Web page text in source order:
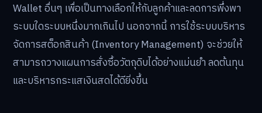
Wallet อื่นๆ เพื่อเป็นทางเลือกให้กับลูกค้าและลดการพึ่งพา
ระบบใดระบบหนึ่งมากเกินไป นอกจากนี้ การใช้ระบบบริหาร
จัดการสต็อกสินค้า (Inventory Management) จะช่วยให้
สามารถวางแผนการสั่งซื้อวัตถุดิบได้อย่างแม่นยำ ลดต้นทุน
และบริหารกระแสเงินสดได้ดียิ่งขึ้น